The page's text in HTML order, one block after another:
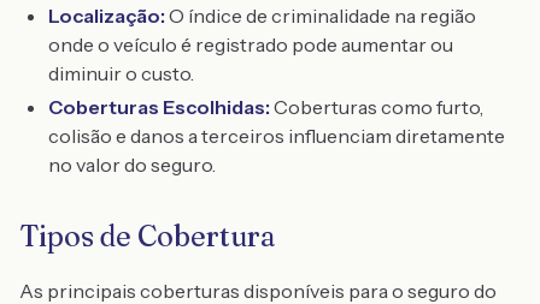
Localização: O índice de criminalidade na região
onde o veículo é registrado pode aumentar ou
diminuir o custo.
Coberturas Escolhidas: Coberturas como furto,
colisão e danos a terceiros influenciam diretamente
no valor do seguro.
Tipos de Cobertura
As principais coberturas disponíveis para o seguro do